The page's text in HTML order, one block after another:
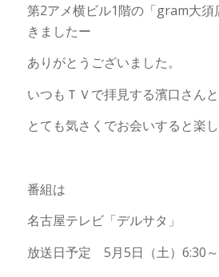
第2アメ横ビル1階の「gram大須
きましたー
ありがとうございました。
いつもＴＶで拝見する濱口さんと
とても気さくでお会いすると楽し
番組は
名古屋テレビ「デルサタ」
放送日予定 5月5日（土）6:30